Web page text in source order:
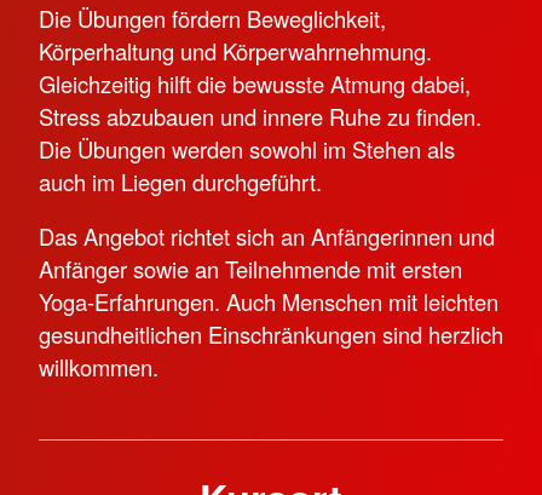
Die Übungen fördern Beweglichkeit,
Körperhaltung und Körperwahrnehmung.
Gleichzeitig hilft die bewusste Atmung dabei,
Stress abzubauen und innere Ruhe zu finden.
Die Übungen werden sowohl im Stehen als
auch im Liegen durchgeführt.
Das Angebot richtet sich an Anfängerinnen und
Anfänger sowie an Teilnehmende mit ersten
Yoga-Erfahrungen. Auch Menschen mit leichten
gesundheitlichen Einschränkungen sind herzlich
willkommen.